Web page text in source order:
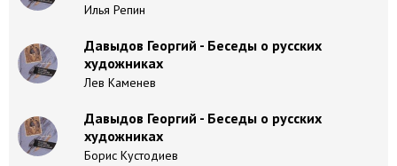
Илья Репин
Давыдов Георгий - Беседы о русских
художниках
Лев Каменев
Давыдов Георгий - Беседы о русских
художниках
Борис Кустодиев